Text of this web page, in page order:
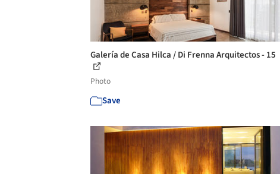
Galería de Casa Hilca / Di Frenna Arquitectos - 15
Photo
Save